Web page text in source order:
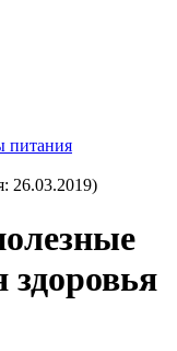
питания
26.03.2019)
здоровья